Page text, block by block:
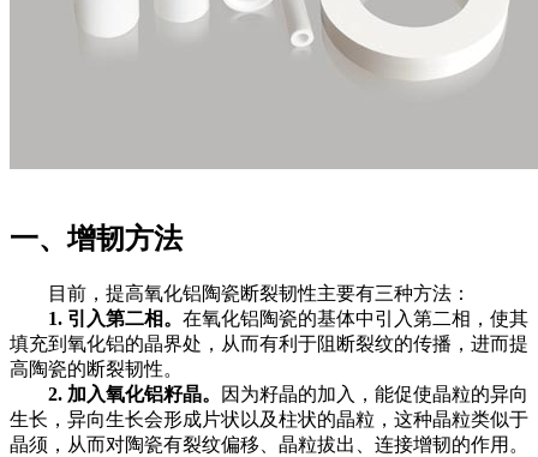
一、增韧方法
目前，提高氧化铝陶瓷断裂韧性主要有三种方法：
1. 引入第二相。 在氧化铝陶瓷的基体中引入第二相，使其
填充到氧化铝的晶界处，从而有利于阻断裂纹的传播，进而提
高陶瓷的断裂韧性。
2. 加入氧化铝籽晶。
因为籽晶的加入，能促使晶粒的异向
生长，异向生长会形成片状以及柱状的晶粒，这种晶粒类似于
晶须，从而对陶瓷有裂纹偏移、晶粒拔出、连接增韧的作用。